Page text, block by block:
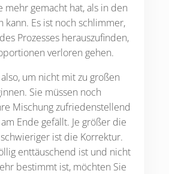
mehr gemacht hat, als in den
kann. Es ist noch schlimmer,
Prozesses herauszufinden,
verloren gehen.
um nicht mit zu großen
Sie müssen noch
Mischung zufriedenstellend
Ende gefällt. Je größer die
ist die Korrektur.
enttäuschend ist und nicht
bestimmt ist, möchten Sie